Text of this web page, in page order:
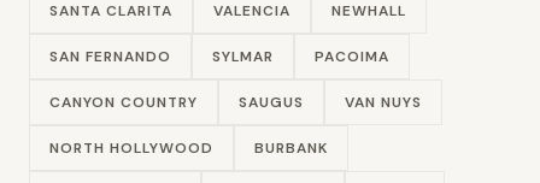
SANTA CLARITA VALENCIA NEWHALL
SAN FERNANDO SYLMAR PACOIMA
CANYON COUNTRY SAUGUS VAN NUYS
NORTH HOLLYWOOD BURBANK